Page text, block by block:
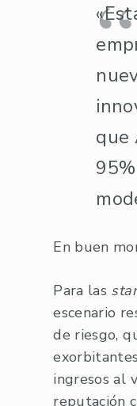
que
En buen
Para las
escenario
de riesgo,
ingresos al
reputación